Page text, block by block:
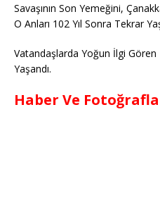
Savaşının Son Yemeğini,
O Anları 102 Yıl Sonra Tekrar
Vatandaşlarda Yoğun İlgi
Yaşandı.
Haber Ve